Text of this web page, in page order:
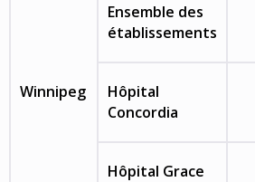
Winnipeg
Ensemble des
établissements
Hôpital
Concordia
Hôpital Grace